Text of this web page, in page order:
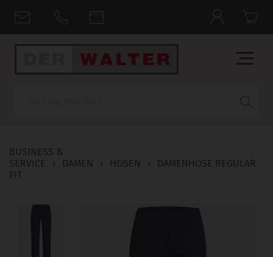
BUSINESS &
SERVICE
› DAMEN › HOSEN ›
DAMENHOSE REGULAR
FIT